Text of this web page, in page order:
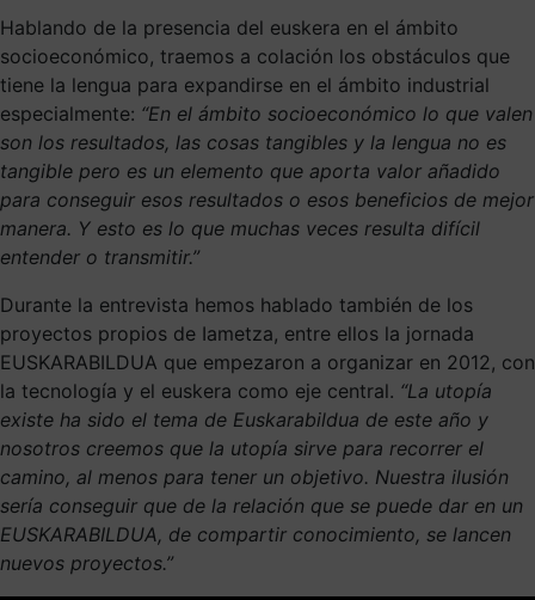
Hablando de la presencia del euskera en el ámbito
socioeconómico, traemos a colación los obstáculos que
tiene la lengua para expandirse en el ámbito industrial
especialmente: “En el ámbito socioeconómico lo que valen
son los resultados, las cosas tangibles y la lengua no es
tangible pero es un elemento que aporta valor añadido
para conseguir esos resultados o esos beneficios de mejor
manera. Y esto es lo que muchas veces resulta difícil
entender o transmitir.”
Durante la entrevista hemos hablado también de los
proyectos propios de Iametza, entre ellos la jornada
EUSKARABILDUA que empezaron a organizar en 2012, con
la tecnología y el euskera como eje central. “La utopía
existe ha sido el tema de Euskarabildua de este año y
nosotros creemos que la utopía sirve para recorrer el
camino, al menos para tener un objetivo. Nuestra ilusión
sería conseguir que de la relación que se puede dar en un
EUSKARABILDUA, de compartir conocimiento, se lancen
nuevos proyectos.”